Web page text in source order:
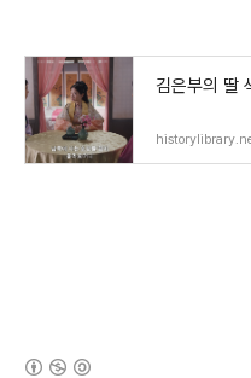
김은부의 딸